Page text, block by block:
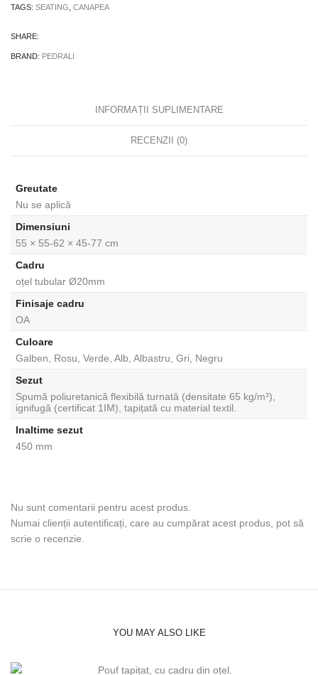
TAGS: SEATING CANAPEA
SHARE:
BRAND: PEDRALI
INFORMAȚII SUPLIMENTARE
RECENZII (0)
Greutate
Nu se aplică
Dimensiuni
55 × 55-62 × 45-77 cm
Cadru
oțel tubular Ø20mm
Finisaje cadru
OA
Culoare
Galben, Rosu, Verde, Alb, Albastru, Gri, Negru
Sezut
Spumă poliuretanică flexibilă turnată (densitate 65 kg/m³),
ignifugă (certificat 1IM), tapițată cu material textil.
Inaltime sezut
450 mm
Nu sunt comentarii pentru acest produs.
Numai clienții autentificați, care au cumpărat acest produs, pot să
scrie o recenzie.
YOU MAY ALSO LIKE